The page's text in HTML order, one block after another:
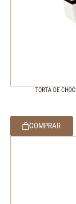
TORTA DE
COMPRAR